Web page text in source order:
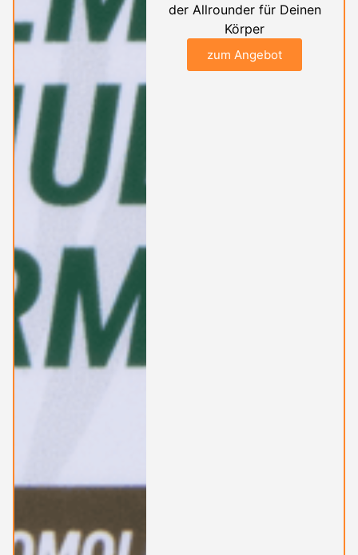
der Allrounder für Deinen
Körper
zum Angebot